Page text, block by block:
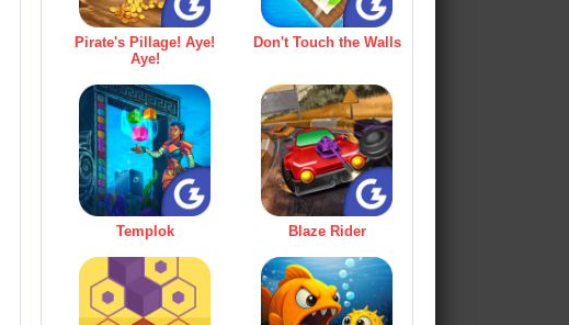
Pirate's Pillage! Aye!
Aye!
Don't Touch the Walls
Templok Blaze Rider